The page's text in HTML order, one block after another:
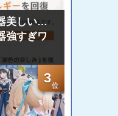
美しい…
強すぎワ
3